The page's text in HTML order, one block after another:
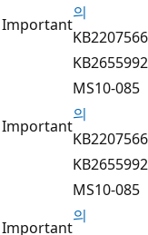
Important
의
KB2207566
KB2655992
Important
MS10-085
의
KB2207566
KB2655992
Important
MS10-085
의